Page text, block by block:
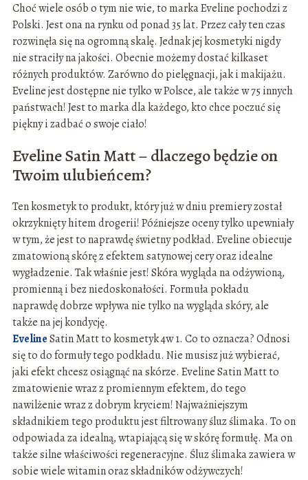
Choć wiele osób o tym nie wie, to marka Eveline pochodzi z
Polski. Jest ona na rynku od ponad 35 lat. Przez cały ten czas
rozwinęła się na ogromną skalę. Jednak jej kosmetyki nigdy
nie straciły na jakości. Obecnie możemy dostać kilkaset
różnych produktów. Zarówno do pielęgnacji, jak i makijażu.
Eveline jest dostępne nie tylko w Polsce, ale także w 75 innych
państwach! Jest to marka dla każdego, kto chce poczuć się
piękny i zadbać o swoje ciało!
Eveline Satin Matt – dlaczego będzie on
Twoim ulubieńcem?
Ten kosmetyk to produkt, który już w dniu premiery został
okrzyknięty hitem drogerii! Późniejsze oceny tylko upewniały
w tym, że jest to naprawdę świetny podkład. Eveline obiecuje
zmatowioną skórę z efektem satynowej cery oraz idealne
wygładzenie. Tak właśnie jest! Skóra wygląda na odżywioną,
promienną i bez niedoskonałości. Formuła pokładu
naprawdę dobrze wpływa nie tylko na wygląda skóry, ale
także na jej kondycję.
EvelineSatin Matt to kosmetyk 4w 1. Co to oznacza? Odnosi
się to do formuły tego podkładu. Nie musisz już wybierać,
jaki efekt chcesz osiągnąć na skórze. Eveline Satin Matt to
zmatowienie wraz z promiennym efektem, do tego
nawilżenie wraz z dobrym kryciem! Najważniejszym
składnikiem tego produktu jest filtrowany śluz ślimaka. To on
odpowiada za idealną, wtapiającą się w skórę formułę. Ma on
także silne właściwości regeneracyjne. Śluz ślimaka zawiera w
sobie wiele witamin oraz składników odżywczych!